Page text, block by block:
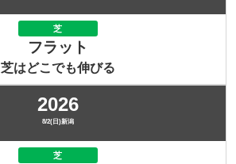
芝
フラット
芝はどこでも伸びる
2026
8/2(日)新潟
芝